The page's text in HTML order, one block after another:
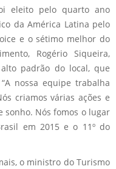
eleito pelo quarto ano
da América Latina pelo
e o sétimo melhor do
Rogério Siqueira,
padrão do local, que
nossa equipe trabalha
criamos várias ações e
sonho. Nós fomos o lugar
em 2015 e o 11º do
o ministro do Turismo